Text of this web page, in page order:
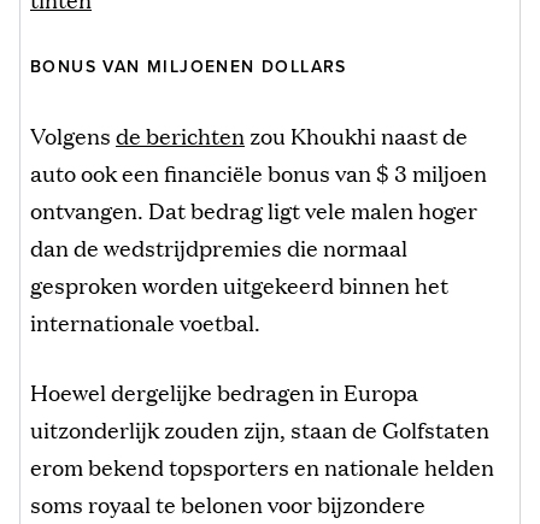
BONUS VAN MILJOENEN DOLLARS
Volgensde berichtenzou Khoukhi naast de
auto ook een financiële bonus van $ 3 miljoen
ontvangen. Dat bedrag ligt vele malen hoger
dan de wedstrijdpremies die normaal
gesproken worden uitgekeerd binnen het
internationale voetbal.
Hoewel dergelijke bedragen in Europa
uitzonderlijk zouden zijn, staan de Golfstaten
erom bekend topsporters en nationale helden
soms royaal te belonen voor bijzondere